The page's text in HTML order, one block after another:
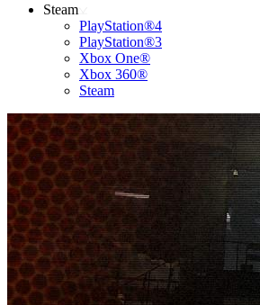
Steam
PlayStation®4
PlayStation®3
Xbox One®
Xbox 360®
Steam